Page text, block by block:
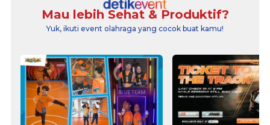
Mau lebih Sehat & Produktif?
Yuk, ikuti event olahraga yang cocok buat kamu!